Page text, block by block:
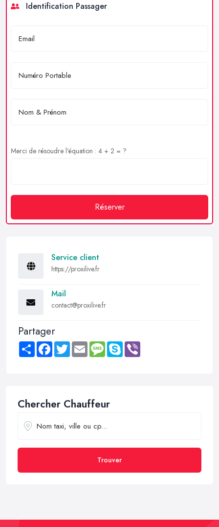
Identification Passager
Merci de résoudre l'équation : 4 + 2 = ?
Réserver
Service client
https://proxilive.fr
Mail
contact@proxilive.fr
Partager
Share FacebookTwitter Email MessageSkype
Chercher Chauffeur
Trouver